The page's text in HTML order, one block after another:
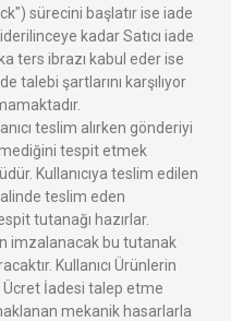
sürecini başlatır ise iade
kadar Satıcı iade
ters ibrazı kabul eder ise
talebi şartlarını karşılıyor
teslim alırken gönderiyi
tespit etmek
Kullanıcıya teslim edilen
teslim eden
tutanağı hazırlar.
imzalanacak bu tutanak
Kullanıcı Ürünlerin
İadesi talep etme
mekanik hasarlarla